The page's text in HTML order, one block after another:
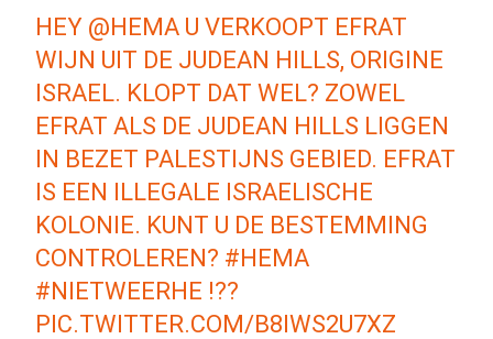
HEY @HEMA U VERKOOPT EFRAT
WIJN UIT DE JUDEAN HILLS, ORIGINE
ISRAEL. KLOPT DAT WEL? ZOWEL
EFRAT ALS DE JUDEAN HILLS LIGGEN
IN BEZET PALESTIJNS GEBIED. EFRAT
IS EEN ILLEGALE ISRAELISCHE
KOLONIE. KUNT U DE BESTEMMING
CONTROLEREN? #HEMA
#NIETWEERHE !??
PIC.TWITTER.COM/B8IWS2U7XZ